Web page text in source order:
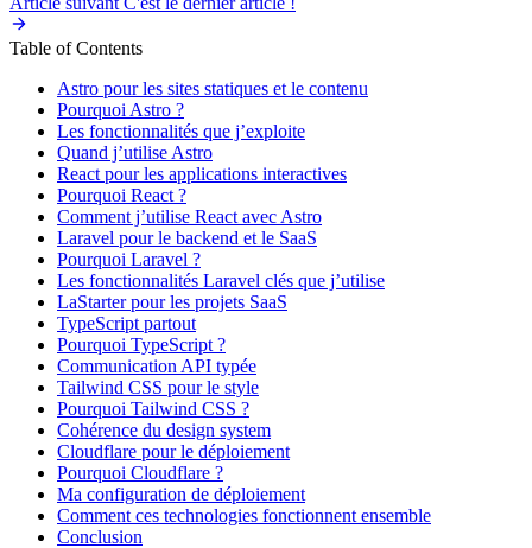
Table of Contents
Astro pour les sites statiques et le contenu
Pourquoi Astro ?
Les fonctionnalités que j’exploite
Quand j’utilise Astro
React pour les applications interactives
Pourquoi React ?
Comment j’utilise React avec Astro
Laravel pour le backend et le SaaS
Pourquoi Laravel ?
Les fonctionnalités Laravel clés que j’utilise
LaStarter pour les projets SaaS
TypeScript partout
Pourquoi TypeScript ?
Communication API typée
Tailwind CSS pour le style
Pourquoi Tailwind CSS ?
Cohérence du design system
Cloudflare pour le déploiement
Pourquoi Cloudflare ?
Ma configuration de déploiement
Comment ces technologies fonctionnent ensemble
Conclusion